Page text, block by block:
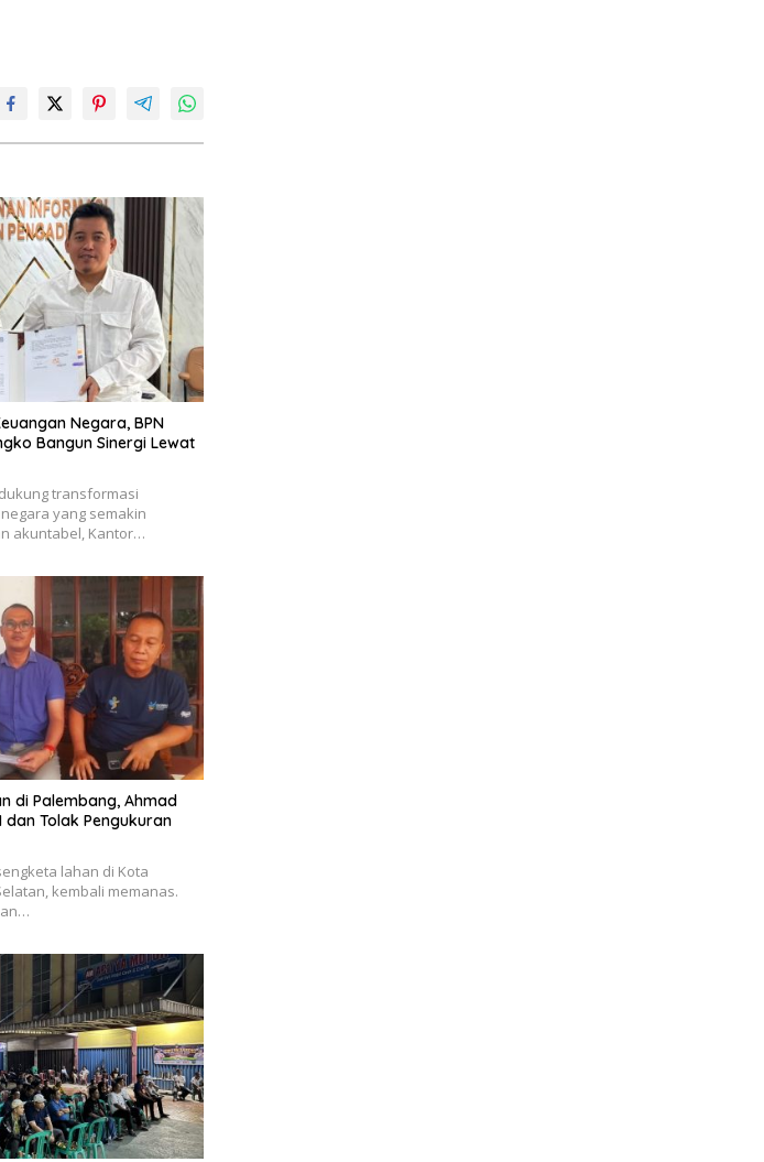
Negara, BPN
Bangun Sinergi Lewat
transformasi
yang semakin
akuntabel, Kantor…
di Palembang, Ahmad
dan Tolak Pengukuran
lahan di Kota
kembali memanas.